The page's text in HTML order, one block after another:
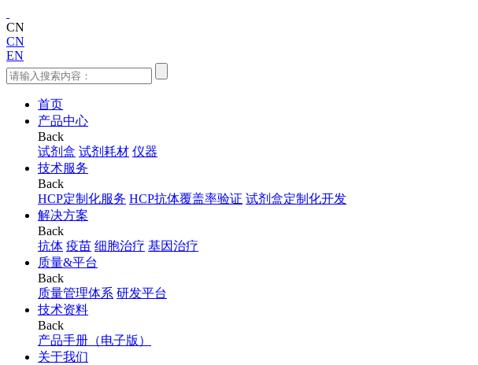
CN
CN
EN
首页
产品中心
Back
试剂盒 试剂耗材 仪器
技术服务
Back
HCP定制化服务 HCP抗体覆盖率验证 试剂盒定制化开发
解决方案
Back
抗体 疫苗 细胞治疗 基因治疗
质量&平台
Back
质量管理体系 研发平台
技术资料
Back
产品手册（电子版）
关于我们